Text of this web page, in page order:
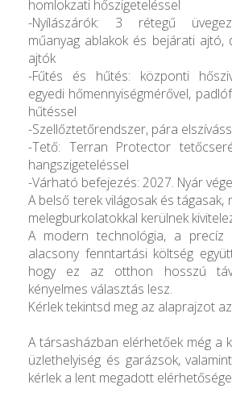
homlokzati hőszigeteléssel
-Nyílászárók: 3 rétegű
műanyag ablakok és bejárati ajtó,
ajtók
-Fűtés és hűtés: központi
egyedi hőmennyiségmérővel,
hűtéssel
-Szellőztetőrendszer, pára
-Tető: Terran Protector
hangszigeteléssel
-Várható befejezés: 2027. Nyár vége
A belső terek világosak és tágasak,
melegburkolatokkal kerülnek
A modern technológia, a precíz
alacsony fenntartási költség
hogy ez az otthon hosszú
kényelmes választás lesz.
Kérlek tekintsd meg az alaprajzot
A társasházban elérhetőek még a
üzlethelyiség és garázsok,
kérlek a lent megadott